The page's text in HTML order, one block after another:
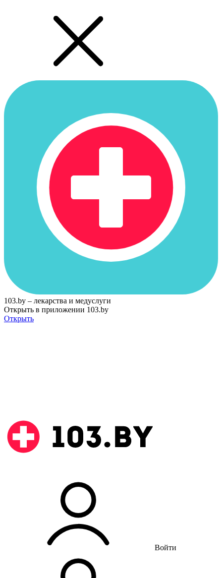
103.by – лекарства и медуслуги
Открыть в приложении 103.by
Открыть
Войти